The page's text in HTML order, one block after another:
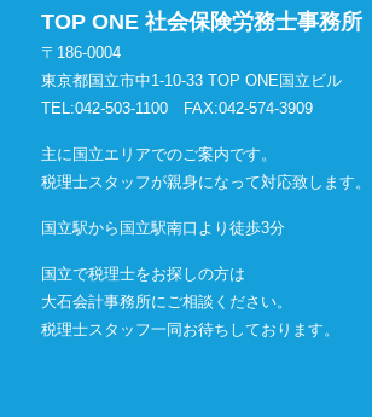
TOP ONE 社会保険労務士事務所
〒186-0004
東京都国立市中1-10-33 TOP ONE国立ビル
TEL:042-503-1100
FAX:042-574-3909
主に国立エリアでのご案内です。
税理士スタッフが親身になって対応致します。
国立駅から国立駅南口より徒歩3分
国立で税理士をお探しの方は
大石会計事務所にご相談ください。
税理士スタッフ一同お待ちしております。